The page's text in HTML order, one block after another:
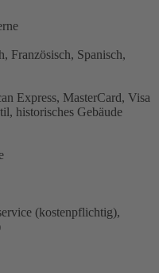
Französisch, Spanisch,
Express, MasterCard, Visa
historisches Gebäude
(kostenpflichtig),